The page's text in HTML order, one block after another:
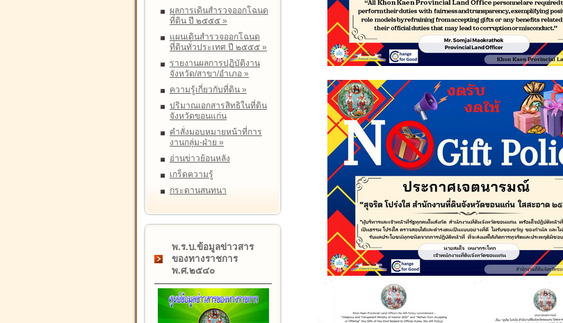
ผลการเดินสำรวจออกโฉนด
ที่ดิน ปี ๒๕๕๕ »
แผนเดินสำรวจออกโฉนด
ที่ดินทั่วประเทศ ปี ๒๕๕๕ »
รายงานผลการปฏิบัติงาน
จังหวัด/สาขา/อำเภอ »
ความรู้เกี่ยวกับที่ดิน »
ปริมาณเอกสารสิทธิในที่ดิน
จังหวัดขอนแก่น
คำสั่งมอบหมายหน้าที่การ
งานกลุ่ม-ฝ่าย »
อ่านข่าวย้อนหลัง
เกร็ดความรู้
กระดานสนทนา
พ.ร.บ.ข้อมูลข่าวสาร
ของทางราชการ
พ.ศ.๒๕๔๐